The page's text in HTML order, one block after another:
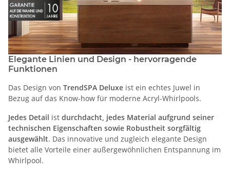
Elegante Linien und Design - hervorragende
Funktionen
Das Design von TrendSPA Deluxe ist ein echtes Juwel in
Bezug auf das Know-how für moderne Acryl-Whirlpools.
Jedes Detail ist durchdacht, jedes Material aufgrund seiner
technischen Eigenschaften sowie Robustheit sorgfältig
ausgewählt. Das innovative und zugleich elegante Design
bietet alle Vorteile einer außergewöhnlichen Entspannung im
Whirlpool.